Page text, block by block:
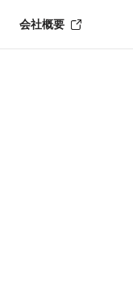
会社概要